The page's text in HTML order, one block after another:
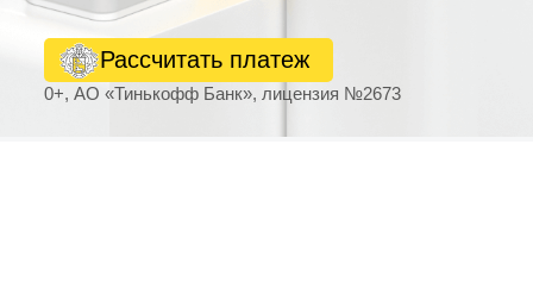
0+, АО «Тинькофф Банк», лицензия №2673
Рассчитать платеж